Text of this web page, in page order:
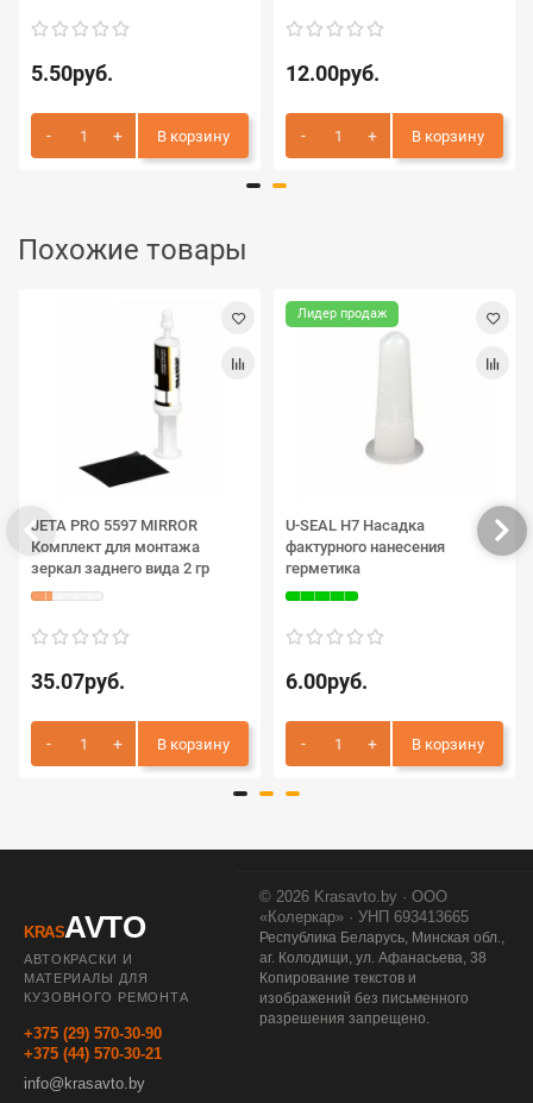
5.50руб.
В корзину
12.00руб.
В корзину
Похожие товары
JETA PRO 5597 MIRROR
Комплект для монтажа
зеркал заднего вида 2 гр
35.07руб.
В корзину
Лидер продаж
U-SEAL H7 Насадка
фактурного нанесения
герметика
6.00руб.
В корзину
KRASAVTO
АВТОКРАСКИ И
МАТЕРИАЛЫ ДЛЯ
КУЗОВНОГО РЕМОНТА
+375 (29) 570-30-90
+375 (44) 570-30-21
info@krasavto.by
© 2026 Krasavto.by · ООО
«Колеркар» · УНП 693413665
Республика Беларусь, Минская обл.,
аг. Колодищи, ул. Афанасьева, 38
Копирование текстов и
изображений без письменного
разрешения запрещено.